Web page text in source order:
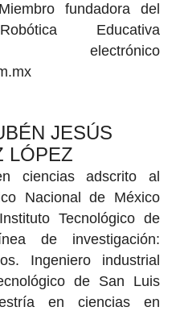
fundadora del
Educativa
electrónico
JESÚS
LÓPEZ
ciencias adscrito al
Nacional de México
Tecnológico de
de investigación:
Ingeniero industrial
de San Luis
en ciencias en